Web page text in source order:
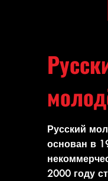
Русский
основан в
2000 году